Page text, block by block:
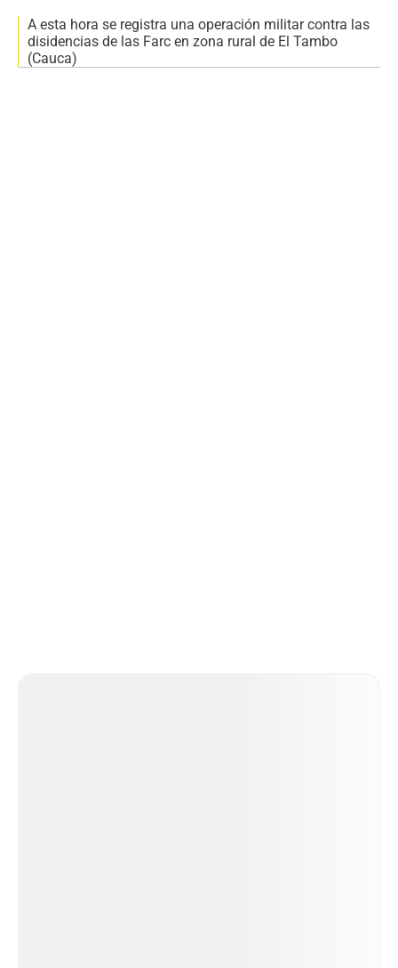
A esta hora se registra una operación militar contra las
disidencias de las Farc en zona rural de El Tambo
(Cauca)